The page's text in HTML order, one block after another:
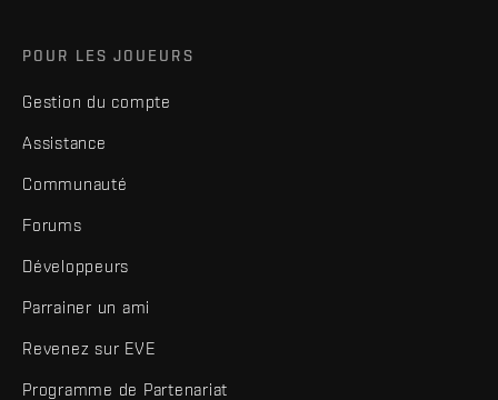
POUR LES JOUEURS
Gestion du compte
Assistance
Communauté
Forums
Développeurs
Parrainer un ami
Revenez sur EVE
Programme de Partenariat